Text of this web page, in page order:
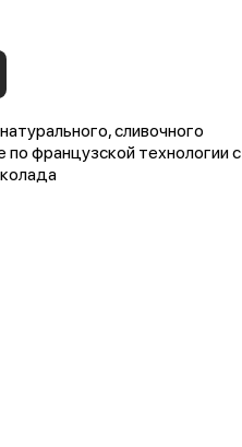
сливочного
по французской технологии с